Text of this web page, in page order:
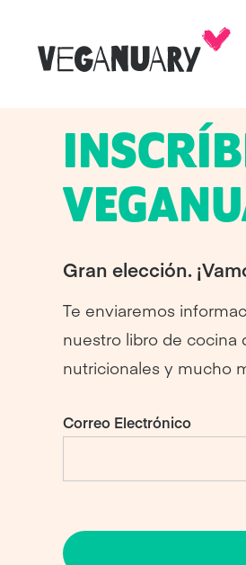
Gran elección.
Te enviaremos
nuestro libro de cocina
nutricionales y mucho
Correo Electrónico